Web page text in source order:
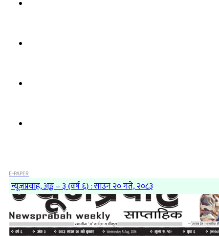
E-PAPER
न्यूजप्रवाह, अङ्क – ३ (वर्ष ६) : साउन २० गते, २०८३